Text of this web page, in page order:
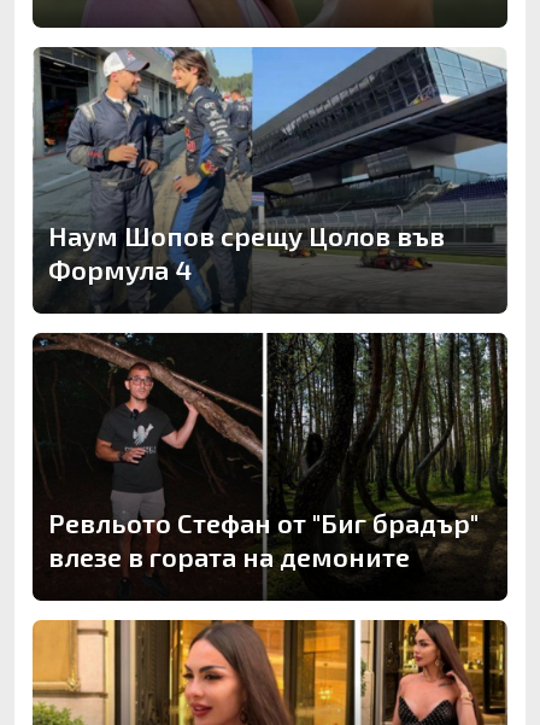
Наум Шопов срещу Цолов във
Формула 4
Ревльото Стефан от "Биг брадър"
влезе в гората на демоните